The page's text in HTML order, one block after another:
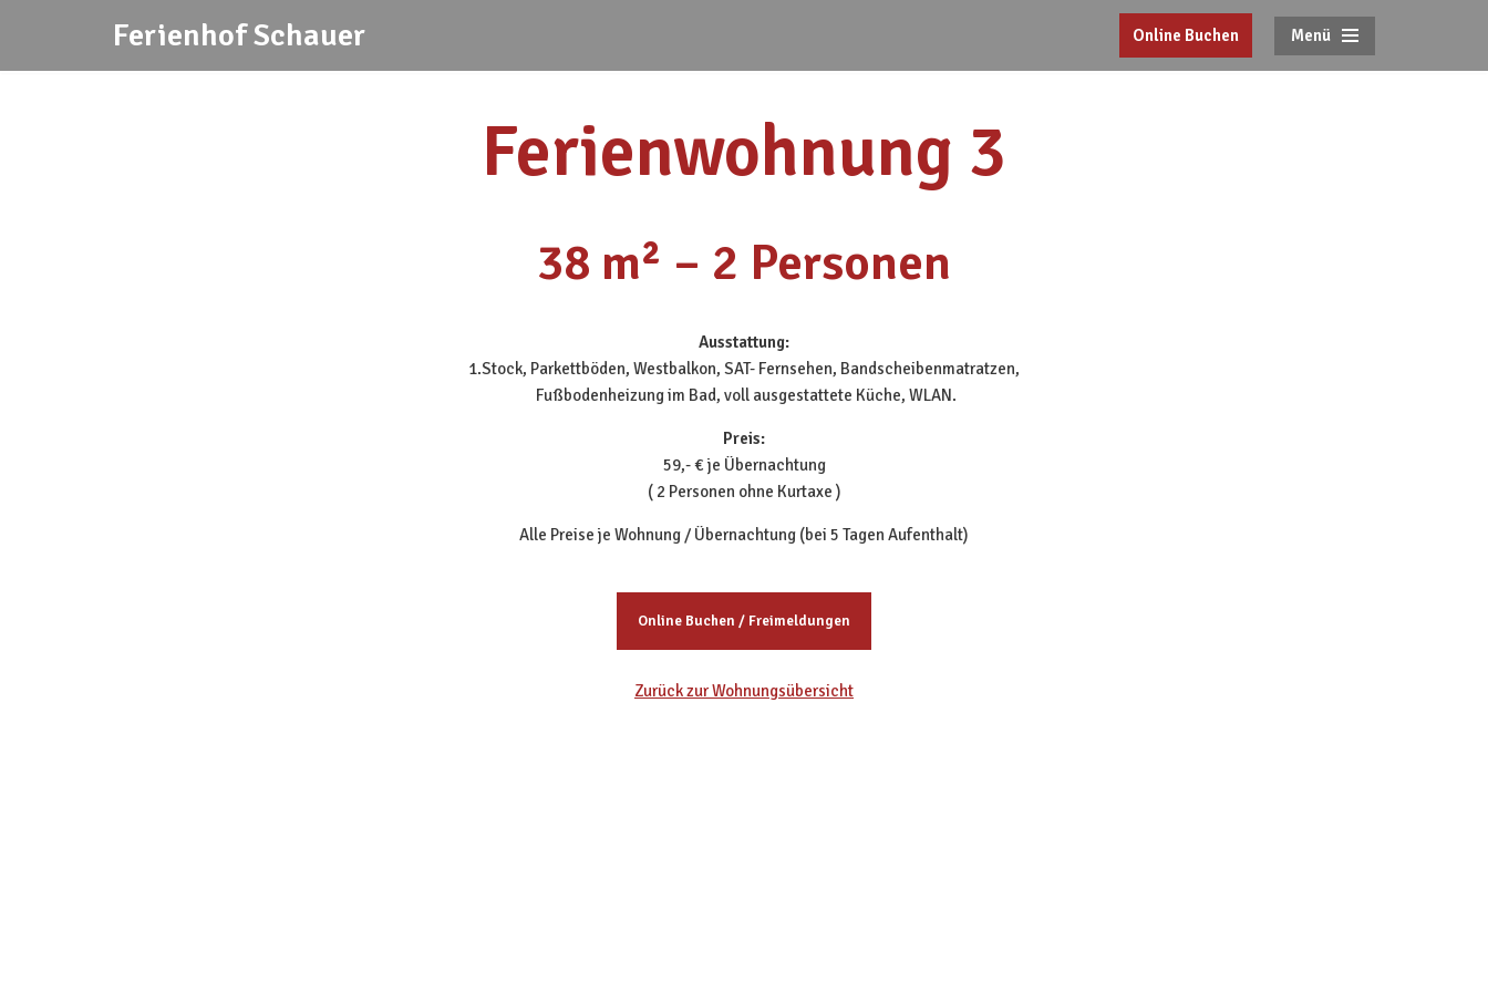
Ferienhof Schauer Online Buchen Menü
Ferienwohnung 3
38 m² – 2 Personen
Ausstattung:
1.Stock, Parkettböden, Westbalkon, SAT- Fernsehen, Bandscheibenmatratzen,
Fußbodenheizung im Bad, voll ausgestattete Küche, WLAN.
Preis:
59,- € je Übernachtung
( 2 Personen ohne Kurtaxe )
Alle Preise je Wohnung / Übernachtung (bei 5 Tagen Aufenthalt)
Online Buchen / Freimeldungen
Zurück zur Wohnungsübersicht